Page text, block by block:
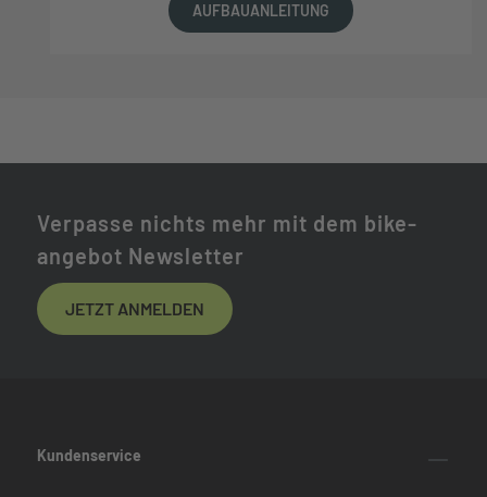
AUFBAUANLEITUNG
Verpasse nichts mehr mit dem bike-
angebot Newsletter
JETZT ANMELDEN
Kundenservice